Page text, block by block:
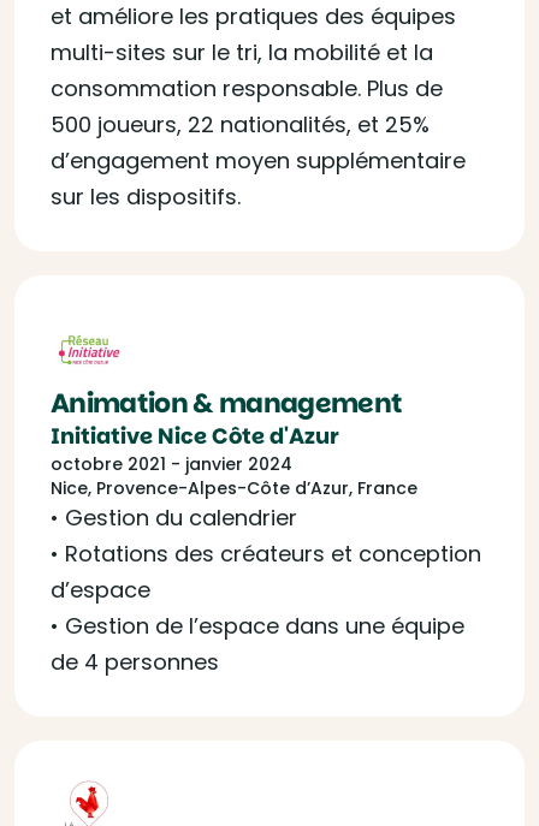
et améliore les pratiques des équipes
multi-sites sur le tri, la mobilité et la
consommation responsable. Plus de
500 joueurs, 22 nationalités, et 25%
d’engagement moyen supplémentaire
sur les dispositifs.
Animation & management
Initiative Nice Côte d'Azur
octobre 2021 - janvier 2024
Nice, Provence-Alpes-Côte d’Azur, France
• Gestion du calendrier
• Rotations des créateurs et conception
d’espace
• Gestion de l’espace dans une équipe
de 4 personnes